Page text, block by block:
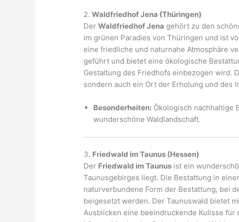
2.Waldfriedhof Jena (Thüringen)
DerWaldfriedhof Jena gehört zu den
im grünen Paradies von Thüringen und ist
eine friedliche und naturnahe Atmosphäre
geführt und bietet eine ökologische
Gestaltung des Friedhofs einbezogen wird.
sondern auch ein Ort der Erholung und des
Besonderheiten: Ökologisch nachhaltige
wunderschöne Waldlandschaft.
3. Friedwald im Taunus (Hessen)
Der Friedwald im Taunus ist ein
Taunusgebirges liegt. Die Bestattung in
naturverbundene Form der Bestattung, bei
beigesetzt werden. Der Taunuswald bietet
Ausblicken eine beeindruckende Kulisse